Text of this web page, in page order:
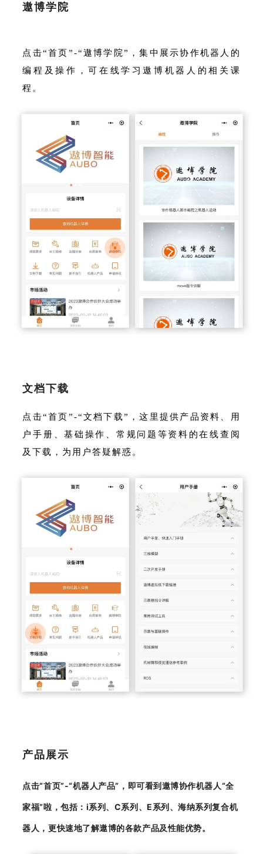
遨博学院
点击“首页”-“遨博学院”，集中展示协作机器人的
编程及操作，可在线学习遨博机器人的相关课
程。
文档下载
点击“首页”-“文档下载”，这里提供产品资料、用
户手册、基础操作、常规问题等资料的在线查阅
及下载，为用户答疑解惑。
产品展示
点击“首页”-“机器人产品”，即可看到遨博协作机器人“全
家福”啦，包括：i系列、C系列、E系列、海纳系列复合机
器人，更快速地了解遨博的各款产品及性能优势。